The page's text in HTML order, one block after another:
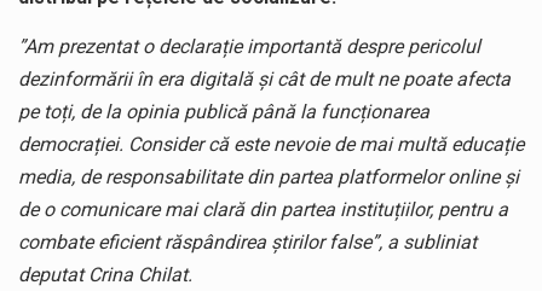
”Am prezentat o declarație importantă despre pericolul
dezinformării în era digitală și cât de mult ne poate afecta
pe toți, de la opinia publică până la funcționarea
democrației. Consider că este nevoie de mai multă educație
media, de responsabilitate din partea platformelor online și
de o comunicare mai clară din partea instituțiilor, pentru a
combate eficient răspândirea știrilor false”, a subliniat
deputat Crina Chilat.